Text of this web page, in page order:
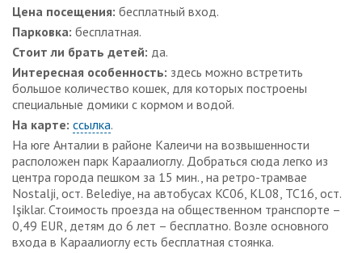
Цена посещения: бесплатный вход.
Парковка: бесплатная.
Стоит ли брать детей: да.
Интересная особенность: здесь можно встретить
большое количество кошек, для которых построены
специальные домики с кормом и водой.
На карте: ссылка.
На юге Анталии в районе Калеичи на возвышенности
расположен парк Караалиоглу. Добраться сюда легко из
центра города пешком за 15 мин., на ретро-трамвае
Nostalji, ост. Belediye, на автобусах KC06, KL08, TC16, ост.
Işiklar. Стоимость проезда на общественном транспорте –
0,49 EUR, детям до 6 лет – бесплатно. Возле основного
входа в Караалиоглу есть бесплатная стоянка.